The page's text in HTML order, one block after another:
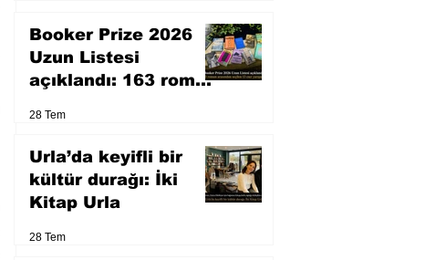
Booker Prize 2026
Uzun Listesi
açıklandı: 163 roman
28 Tem
Urla’da keyifli bir
kültür durağı: İki
Kitap Urla
28 Tem